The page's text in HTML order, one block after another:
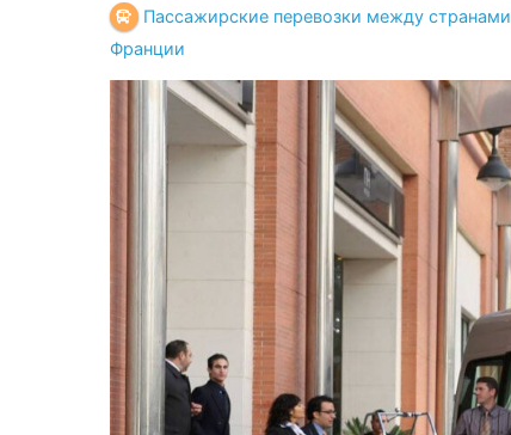
Пассажирские перевозки между странами
Франции